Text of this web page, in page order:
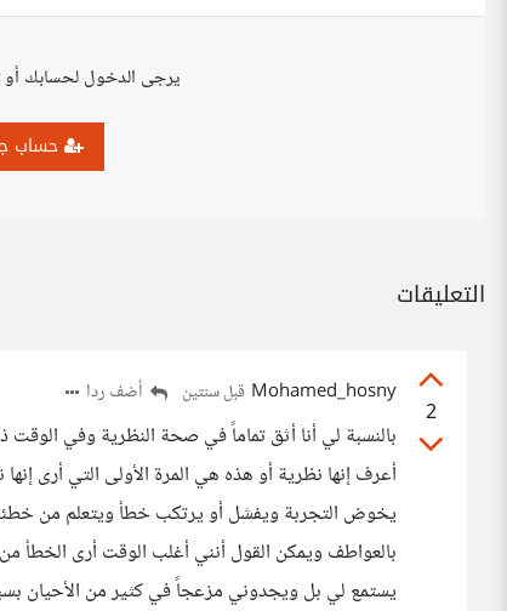
يرجى الدخول لحسابك
حساب
التعليقات
2
Mohamed_hosny قبل سنتين أضف ردا
بالنسبة لي أنا أثق تماماً في صحة النظرية وفي الوقت
أعرف إنها نظرية أو هذه هي المرة الأولى التي أرى
يخوض التجربة ويفشل أو يرتكب خطأ ويتعلم من
بالعواطف ويمكن القول أنني أغلب الوقت أرى الخطأ
يستمع لي بل ويجدوني مزعجاً في كثير من الأحيان